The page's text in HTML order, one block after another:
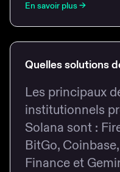
En savoir plus→
Quelles solutions
Les principaux
institutionnels
Solana sont :
BitGo,
Finance et